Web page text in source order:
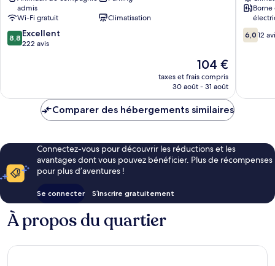
Parc
Cavaillon
admis
Wi-Fi gratuit
Climatisation
8.8
sur
8,8 Excellent
222 avis
Le
nouveau
prix
de
104 €
taxes et frais compris
30 août - 31 août
Les
Milles
Grand
6.0
sur
6,0 12
Comparer des hébergements similaires
Connectez-vous pour découvrir les réductions et les
avantages dont vous pouvez bénéficier. Plus de récompenses
pour plus d’aventures !
Se connecter S’inscrire gratuitement
À propos du quartier